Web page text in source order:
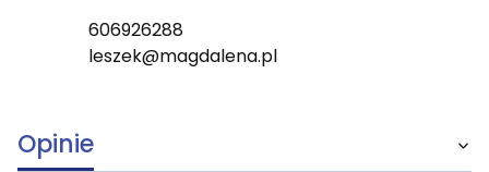
606926288
leszek@magdalena.pl
Opinie